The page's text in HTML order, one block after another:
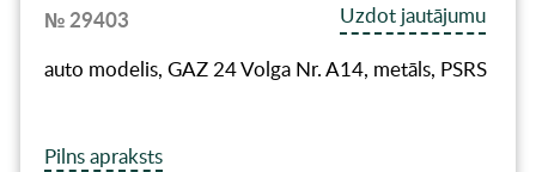
№ 29403
Uzdot jautājumu
auto modelis, GAZ 24 Volga Nr. A14, metāls, PSRS
Pilns apraksts